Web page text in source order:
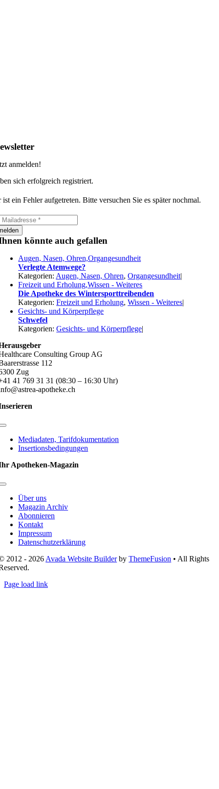
anmelden!
sich erfolgreich registriert.
ist ein Fehler aufgetreten. Bitte versuchen Sie es später nochmal.
könnte auch gefallen
Augen, Nasen, Ohren,Organgesundheit
Verlegte Atemwege?
Kategorien: Augen, Nasen, Ohren,Organgesundheit|
Freizeit und Erholung,Wissen - Weiteres
Die Apotheke des Wintersporttreibenden
Kategorien:Freizeit und Erholung,Wissen - Weiteres|
Gesichts- und Körperpflege
Schwefel
Kategorien:Gesichts- und Körperpflege|
Consulting Group AG
112
Zug
41 769 31 31 (08:30 – 16:30 Uhr)
apotheke.ch
Toggle
NavigationMediadaten, Tarifdokumentation
Insertionsbedingungen
Apotheken-Magazin
Toggle
NavigationÜber uns
Magazin Archiv
Abonnieren
Kontakt
Impressum
Datenschutzerklärung
2012 - 2026 Avada Website BuilderbyThemeFusion • All Rights
Page load link